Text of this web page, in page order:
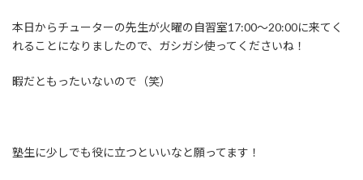
時
:
本日からチューターの先生が火曜の自習室17:00～20:00に来てく
れることになりましたので、ガシガシ使ってくださいね！
暇だともったいないので（笑）
塾生に少しでも役に立つといいなと願ってます！